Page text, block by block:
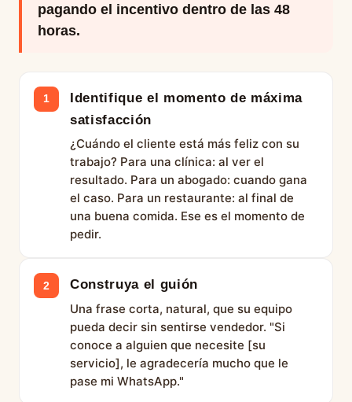
pagando el incentivo dentro de las 48
horas.
1
Identifique el momento de máxima
satisfacción
¿Cuándo el cliente está más feliz con su
trabajo? Para una clínica: al ver el
resultado. Para un abogado: cuando gana
el caso. Para un restaurante: al final de
una buena comida. Ese es el momento de
pedir.
2 Construya el guión
Una frase corta, natural, que su equipo
pueda decir sin sentirse vendedor. "Si
conoce a alguien que necesite [su
servicio], le agradecería mucho que le
pase mi WhatsApp."